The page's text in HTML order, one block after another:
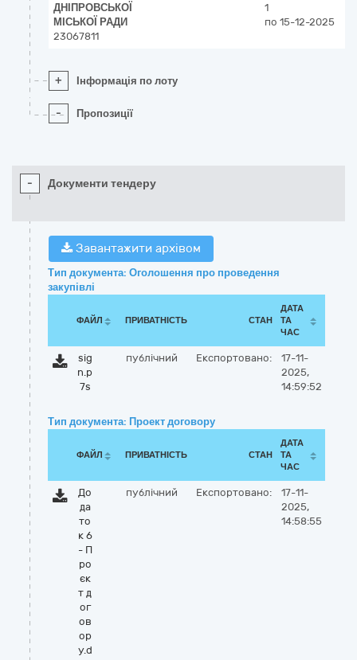
ДНІПРОВСЬКОЇ
МІСЬКОЇ РАДИ
23067811
1
по 15-12-2025
+ Інформація по лоту
- Пропозиції
- Документи тендеру
Завантажити архівом
Тип документа: Оголошення про проведення
закупівлі
ФАЙЛ ПРИВАТНІСТЬ СТАН
ДАТА
ТА
ЧАС
sig
n.p
7s
публічний Експортовано:
17-11-
2025,
14:59:52
Тип документа: Проект договору
ФАЙЛ ПРИВАТНІСТЬ СТАН
ДАТА
ТА
ЧАС
До
да
то
к 6
- П
ро
єк
т д
ог
ов
ор
у.d
публічний Експортовано:
17-11-
2025,
14:58:55